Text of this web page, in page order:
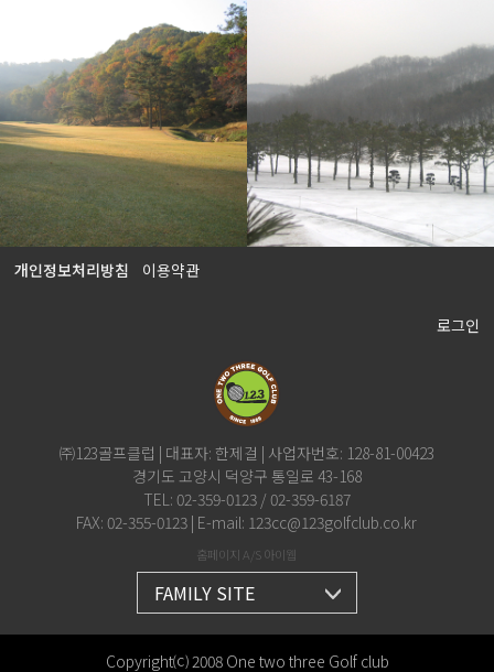
개인정보처리방침 이용약관
로그인
㈜123골프클럽 | 대표자: 한제걸 | 사업자번호: 128-81-00423
경기도 고양시 덕양구 통일로 43-168
TEL: 02-359-0123 / 02-359-6187
FAX: 02-355-0123 | E-mail: 123cc@123golfclub.co.kr
홈페이지 A/S 아이웹
FAMILY SITE
Copyright⒞ 2008 One two three Golf club